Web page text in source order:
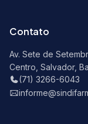
Contato
Av. Sete de
Centro, Salvador,
(71) 3266-6043